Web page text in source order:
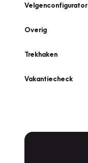
Velgenconfigurator
Overig
Trekhaken
Vakantiecheck